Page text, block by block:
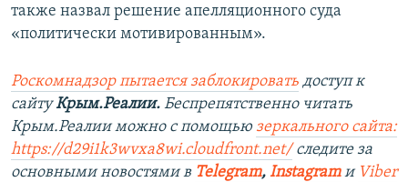
также назвал решение апелляционного суда
«политически мотивированным».
Роскомнадзор пытается заблокировать доступ к
сайтуКрым.Реалии. Беспрепятственно читать
Крым.Реалии можно с помощью зеркального сайта:
https://d29i1k3wvxa8wi.cloudfront.net/следите за
основными новостями в Telegram, Instagram и Viber